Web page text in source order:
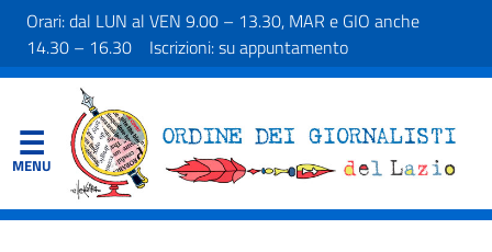
Orari: dal LUN al VEN 9.00 – 13.30, MAR e GIO anche
14.30 – 16.30 Iscrizioni: su appuntamento